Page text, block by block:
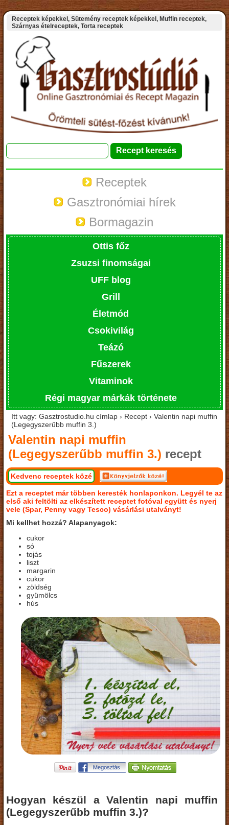
Receptek képekkel, Sütemény receptek képekkel, Muffin receptek,
Szárnyas ételreceptek, Torta receptek
Receptek
Gasztronómiai hírek
Bormagazin
Ottis főz
Zsuzsi finomságai
UFF blog
Grill
Életmód
Csokivilág
Teázó
Fűszerek
Vitaminok
Régi magyar márkák története
Itt vagy: Gasztrostudio.hu címlap › Recept › Valentin napi muffin
(Legegyszerűbb muffin 3.)
Valentin napi muffin
(Legegyszerűbb muffin 3.) recept
Kedvenc receptek közé
Ezt a receptet már többen keresték honlaponkon. Legyél te az
első aki feltölti az elkészített receptet fotóval együtt és nyerj
vele (Spar, Penny vagy Tesco) vásárlási utalványt!
Mi kellhet hozzá? Alapanyagok:
cukor
só
tojás
liszt
margarin
cukor
zöldség
gyümölcs
hús
Hogyan készül a Valentin napi muffin
(Legegyszerűbb muffin 3.)?